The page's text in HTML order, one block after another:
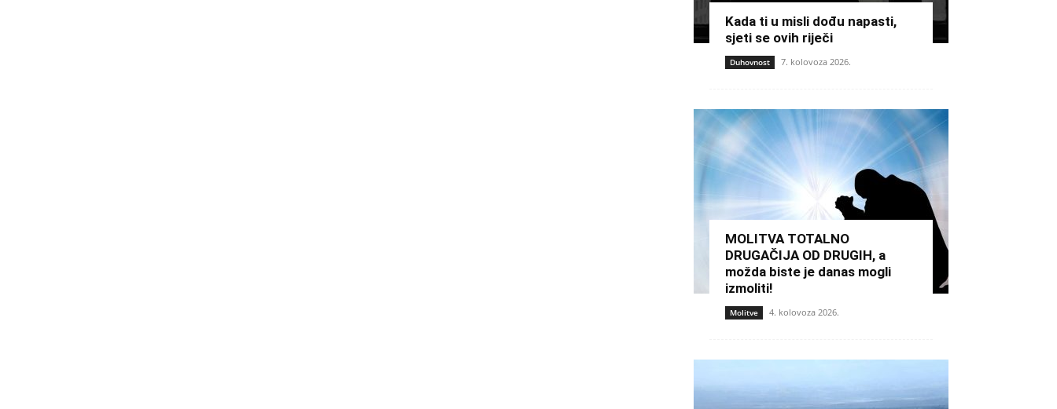
Kada ti u misli dođu napasti,
sjeti se ovih riječi
Duhovnost 7. kolovoza 2026.
MOLITVA TOTALNO
DRUGAČIJA OD DRUGIH, a
možda biste je danas mogli
izmoliti!
Molitve 4. kolovoza 2026.